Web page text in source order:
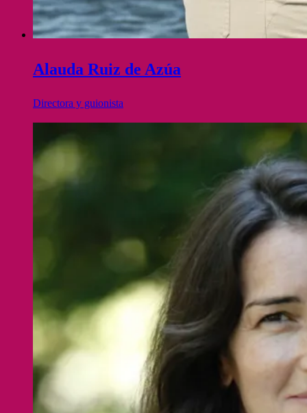
Alauda Ruiz de Azúa
Directora y guionista